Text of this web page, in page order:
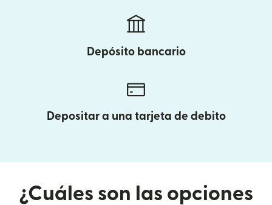
Depósito bancario
Depositar a una tarjeta de debito
¿Cuáles son las opciones